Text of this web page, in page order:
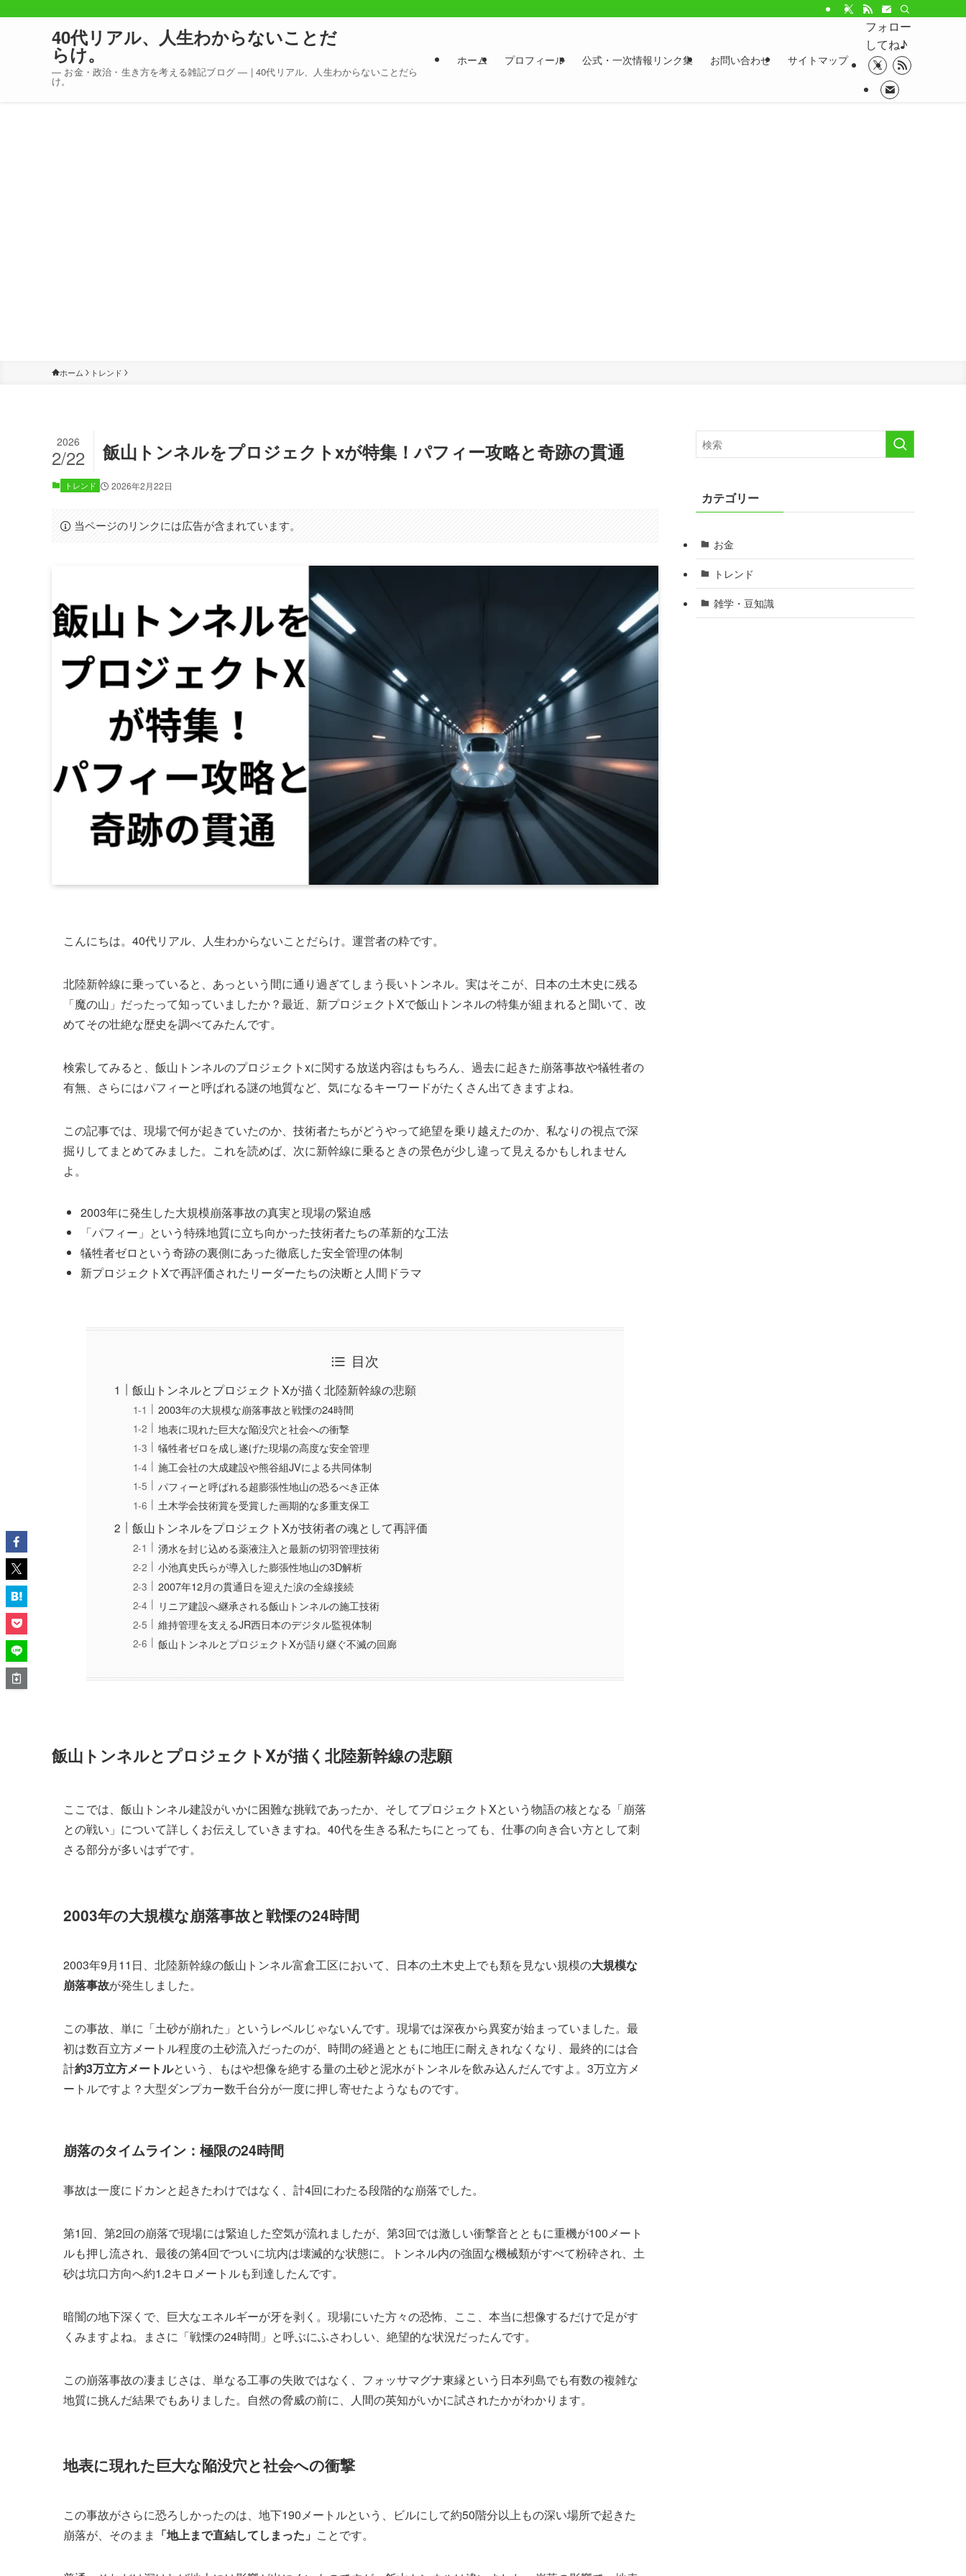
40代リアル、人生わからないことだ
らけ。
― お金・政治・生き方を考える雑記ブログ ― | 40代リアル、人生わからないことだら
け。
ホーム プロフィール 公式・一次情報リンク集 お問い合わせ サイトマップ
フォロー
してね♪
ホーム トレンド
飯山トンネルをプロジェクトxが特集！パフィー攻略と奇跡の貫通
2026
2/22
トレンド 2026年2月22日
当ページのリンクには広告が含まれています。
こんにちは。40代リアル、人生わからないことだらけ。運営者の粋です。
北陸新幹線に乗っていると、あっという間に通り過ぎてしまう長いトンネル。実はそこが、日本の土木史に残る
「魔の山」だったって知っていましたか？最近、新プロジェクトXで飯山トンネルの特集が組まれると聞いて、改
めてその壮絶な歴史を調べてみたんです。
検索してみると、飯山トンネルのプロジェクトxに関する放送内容はもちろん、過去に起きた崩落事故や犠牲者の
有無、さらにはパフィーと呼ばれる謎の地質など、気になるキーワードがたくさん出てきますよね。
この記事では、現場で何が起きていたのか、技術者たちがどうやって絶望を乗り越えたのか、私なりの視点で深
掘りしてまとめてみました。これを読めば、次に新幹線に乗るときの景色が少し違って見えるかもしれません
よ。
2003年に発生した大規模崩落事故の真実と現場の緊迫感
「パフィー」という特殊地質に立ち向かった技術者たちの革新的な工法
犠牲者ゼロという奇跡の裏側にあった徹底した安全管理の体制
新プロジェクトXで再評価されたリーダーたちの決断と人間ドラマ
目次
飯山トンネルとプロジェクトXが描く北陸新幹線の悲願
2003年の大規模な崩落事故と戦慄の24時間
地表に現れた巨大な陥没穴と社会への衝撃
犠牲者ゼロを成し遂げた現場の高度な安全管理
施工会社の大成建設や熊谷組JVによる共同体制
パフィーと呼ばれる超膨張性地山の恐るべき正体
土木学会技術賞を受賞した画期的な多重支保工
飯山トンネルをプロジェクトXが技術者の魂として再評価
湧水を封じ込める薬液注入と最新の切羽管理技術
小池真史氏らが導入した膨張性地山の3D解析
2007年12月の貫通日を迎えた涙の全線接続
リニア建設へ継承される飯山トンネルの施工技術
維持管理を支えるJR西日本のデジタル監視体制
飯山トンネルとプロジェクトXが語り継ぐ不滅の回廊
飯山トンネルとプロジェクトXが描く北陸新幹線の悲願
ここでは、飯山トンネル建設がいかに困難な挑戦であったか、そしてプロジェクトXという物語の核となる「崩落
との戦い」について詳しくお伝えしていきますね。40代を生きる私たちにとっても、仕事の向き合い方として刺
さる部分が多いはずです。
2003年の大規模な崩落事故と戦慄の24時間
2003年9月11日、北陸新幹線の飯山トンネル富倉工区において、日本の土木史上でも類を見ない規模の大規模な
崩落事故が発生しました。
この事故、単に「土砂が崩れた」というレベルじゃないんです。現場では深夜から異変が始まっていました。最
初は数百立方メートル程度の土砂流入だったのが、時間の経過とともに地圧に耐えきれなくなり、最終的には合
計約3万立方メートルという、もはや想像を絶する量の土砂と泥水がトンネルを飲み込んだんですよ。3万立方メ
ートルですよ？大型ダンプカー数千台分が一度に押し寄せたようなものです。
崩落のタイムライン：極限の24時間
事故は一度にドカンと起きたわけではなく、計4回にわたる段階的な崩落でした。
第1回、第2回の崩落で現場には緊迫した空気が流れましたが、第3回では激しい衝撃音とともに重機が100メート
ルも押し流され、最後の第4回でついに坑内は壊滅的な状態に。トンネル内の強固な機械類がすべて粉砕され、土
砂は坑口方向へ約1.2キロメートルも到達したんです。
暗闇の地下深くで、巨大なエネルギーが牙を剥く。現場にいた方々の恐怖、ここ、本当に想像するだけで足がす
くみますよね。まさに「戦慄の24時間」と呼ぶにふさわしい、絶望的な状況だったんです。
この崩落事故の凄まじさは、単なる工事の失敗ではなく、フォッサマグナ東縁という日本列島でも有数の複雑な
地質に挑んだ結果でもありました。自然の脅威の前に、人間の英知がいかに試されたかがわかります。
地表に現れた巨大な陥没穴と社会への衝撃
この事故がさらに恐ろしかったのは、地下190メートルという、ビルにして約50階分以上もの深い場所で起きた
崩落が、そのまま 「地上まで直結してしまった」 ことです。
カテゴリー
お金
トレンド
雑学・豆知識